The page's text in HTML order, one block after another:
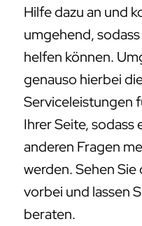
Hilfe dazu an und
umgehend,
helfen können.
genauso hierbei
Serviceleistungen
Ihrer Seite, sodass
anderen Fragen
werden. Sehen
vorbei und lassen
beraten.